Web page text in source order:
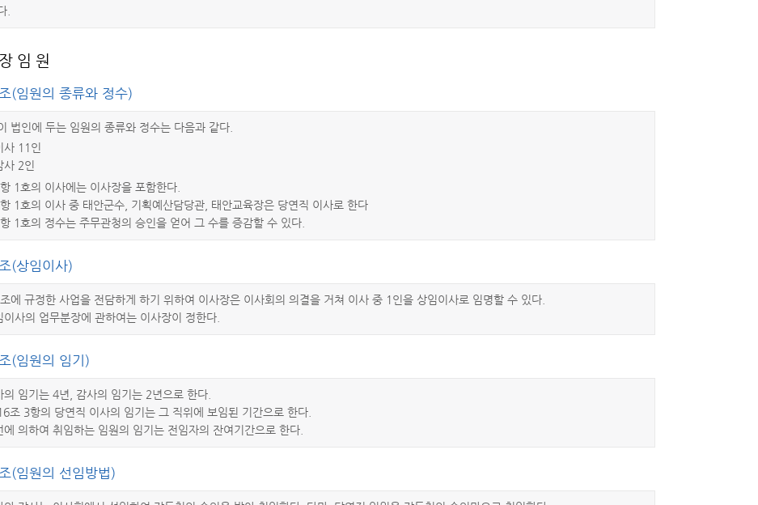
.
임 원
(임원의 종류와 정수)
인에 두는 임원의 종류와 정수는 다음과 같다.
사 11인
사 2인
1호의 이사에는 이사장을 포함한다.
1호의 이사 중 태안군수, 기획예산담당관, 태안교육장은 당연직 이사로 한다
1호의 정수는 주무관청의 승인을 얻어 그 수를 증감할 수 있다.
(상임이사)
에 규정한 사업을 전담하게 하기 위하여 이사장은 이사회의 의결을 거쳐 이사 중 1인을 상임이사로 임명할 수 있다.
사의 업무분장에 관하여는 이사장이 정한다.
(임원의 임기)
임기는 4년, 감사의 임기는 2년으로 한다.
조 3항의 당연직 이사의 임기는 그 직위에 보임된 기간으로 한다.
의하여 취임하는 임원의 임기는 전임자의 잔여기간으로 한다.
(임원의 선임방법)